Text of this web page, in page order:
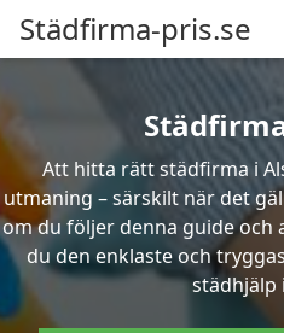
Städfirma-pris.se
Att hitta rätt städfirma i
utmaning – särskilt när det
om du följer denna guide
du den enklaste och
städhjälp